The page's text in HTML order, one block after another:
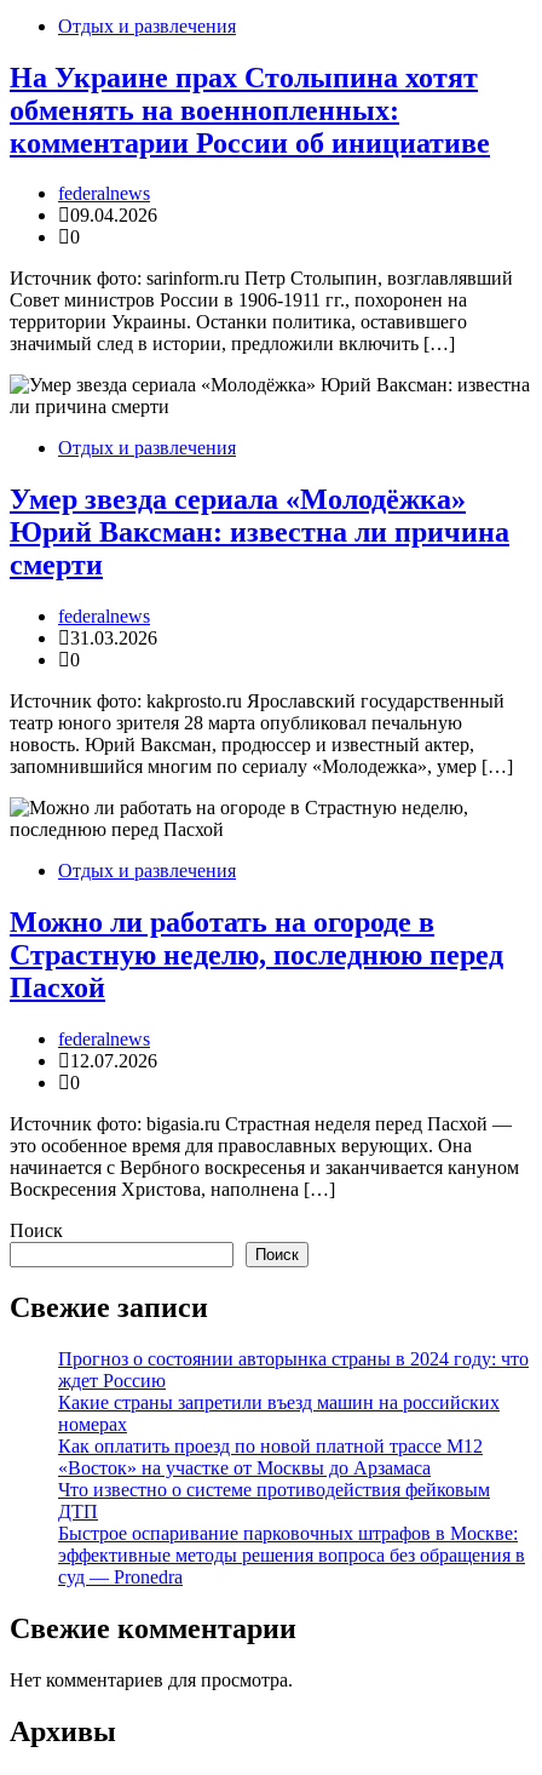
Отдых и развлечения
На Украине прах Столыпина хотят
обменять на военнопленных:
комментарии России об инициативе
federalnews
09.04.2026
0
Источник фото: sarinform.ru Петр Столыпин, возглавлявший
Совет министров России в 1906-1911 гг., похоронен на
территории Украины. Останки политика, оставившего
значимый след в истории, предложили включить […]
Отдых и развлечения
Умер звезда сериала «Молодёжка»
Юрий Ваксман: известна ли причина
смерти
federalnews
31.03.2026
0
Источник фото: kakprosto.ru Ярославский государственный
театр юного зрителя 28 марта опубликовал печальную
новость. Юрий Ваксман, продюссер и известный актер,
запомнившийся многим по сериалу «Молодежка», умер […]
Отдых и развлечения
Можно ли работать на огороде в
Страстную неделю, последнюю перед
Пасхой
federalnews
12.07.2026
0
Источник фото: bigasia.ru Страстная неделя перед Пасхой —
это особенное время для православных верующих. Она
начинается с Вербного воскресенья и заканчивается кануном
Воскресения Христова, наполнена […]
Поиск
Поиск
Свежие записи
Прогноз о состоянии авторынка страны в 2024 году: что
ждет Россию
Какие страны запретили въезд машин на российских
номерах
Как оплатить проезд по новой платной трассе М12
«Восток» на участке от Москвы до Арзамаса
Что известно о системе противодействия фейковым
ДТП
Быстрое оспаривание парковочных штрафов в Москве:
эффективные методы решения вопроса без обращения в
суд — Pronedra
Свежие комментарии
Нет комментариев для просмотра.
Архивы